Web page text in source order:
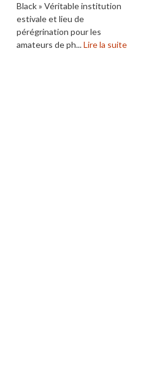
Black » Véritable institution
estivale et lieu de
pérégrination pour les
amateurs de ph...Lire la suite